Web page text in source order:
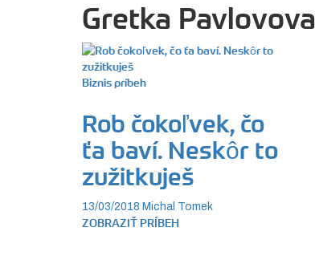
Gretka Pavlovova
Biznis príbeh
Rob čokoľvek, čo
ťa baví. Neskôr to
zužitkuješ
13/03/2018 Michal Tomek
ZOBRAZIŤ PRÍBEH